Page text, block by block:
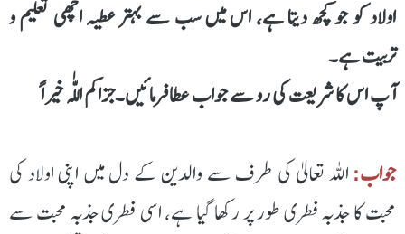
اولاد کو جو کچھ دیتا ہے، اس میں سب سے بہتر عطیہ اچھی تعلیم و
تربیت ہے۔
آپ اس کا شریعت کی رو سے جواب عطا فرمائیں۔جزاکم اللّٰہ خیراً
جواب:اللہ تعالیٰ کی طرف سے والدین کے دل میں اپنی اولاد کی
محبت کا جذبہ فطری طور پر رکھا گیا ہے، اسی فطری جذبہ محبت سے